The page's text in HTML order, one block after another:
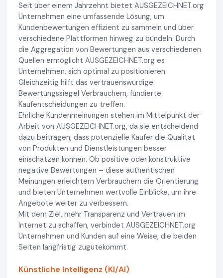
Seit über einem Jahrzehnt bietet AUSGEZEICHNET.org
Unternehmen eine umfassende Lösung, um
Kundenbewertungen effizient zu sammeln und über
verschiedene Plattformen hinweg zu bündeln. Durch
die Aggregation von Bewertungen aus verschiedenen
Quellen ermöglicht AUSGEZEICHNET.org es
Unternehmen, sich optimal zu positionieren.
Gleichzeitig hilft das vertrauenswürdige
Bewertungssiegel Verbrauchern, fundierte
Kaufentscheidungen zu treffen.
Ehrliche Kundenmeinungen stehen im Mittelpunkt der
Arbeit von AUSGEZEICHNET.org, da sie entscheidend
dazu beitragen, dass potenzielle Käufer die Qualität
von Produkten und Dienstleistungen besser
einschätzen können. Ob positive oder konstruktive
negative Bewertungen – diese authentischen
Meinungen erleichtern Verbrauchern die Orientierung
und bieten Unternehmen wertvolle Einblicke, um ihre
Angebote weiter zu verbessern.
Mit dem Ziel, mehr Transparenz und Vertrauen im
Internet zu schaffen, verbindet AUSGEZEICHNET.org
Unternehmen und Kunden auf eine Weise, die beiden
Seiten langfristig zugutekommt.
Künstliche Intelligenz (KI/AI)